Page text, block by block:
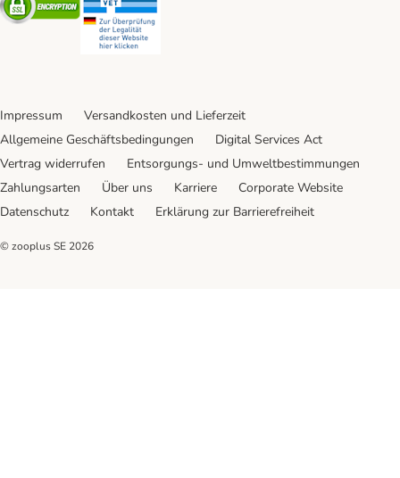
Impressum
Versandkosten und Lieferzeit
Allgemeine Geschäftsbedingungen
Digital Services Act
Vertrag widerrufen
Entsorgungs- und Umweltbestimmungen
Zahlungsarten
Über uns Karriere
Corporate Website
Datenschutz
Kontakt Erklärung zur Barrierefreiheit
© zooplus SE 2026